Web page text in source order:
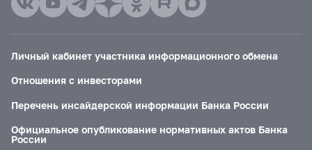
Личный кабинет участника информационного обмена
Отношения с инвесторами
Перечень инсайдерской информации Банка России
Официальное опубликование нормативных актов Банка
России